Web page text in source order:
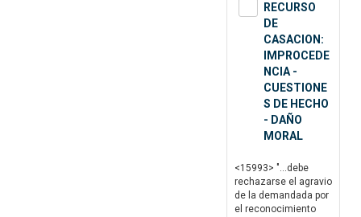
RECURSO
DE
CASACION:
IMPROCEDE
NCIA -
CUESTIONE
S DE HECHO
- DAÑO
MORAL
<15993> "...debe
rechazarse el agravio
de la demandada por
el reconocimiento